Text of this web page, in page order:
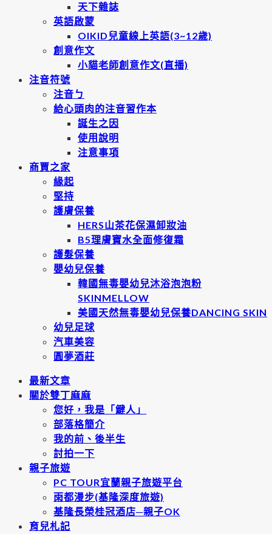
天下雜誌
英語啟蒙
OIKID兒童線上英語(3~12歲)
創意作文
小貓老師創意作文(直播)
注音符號
注音ㄅ
給心頭肉的注音習作本
誕生之因
使用說明
注意事項
商賈之家
緣起
堅持
護膚保養
HERS山茶花保濕卸妝油
B5理膚寶水全面修復霜
護髮保養
嬰幼兒保養
韓國無毒嬰幼兒沐浴泡泡粉
SKINMELLOW
美國天然無毒嬰幼兒保養DANCING SKIN
幼兒足球
汽車美容
圓夢酒莊
最新文章
關於雙丁麻麻
您好，我是「鍵人」
部落格簡介
我的前、後半生
討拍一下
親子旅遊
PC TOUR宜蘭親子旅遊平台
雨都漫步(基隆深度旅遊)
基隆長榮桂冠酒店─親子OK
育兒札記